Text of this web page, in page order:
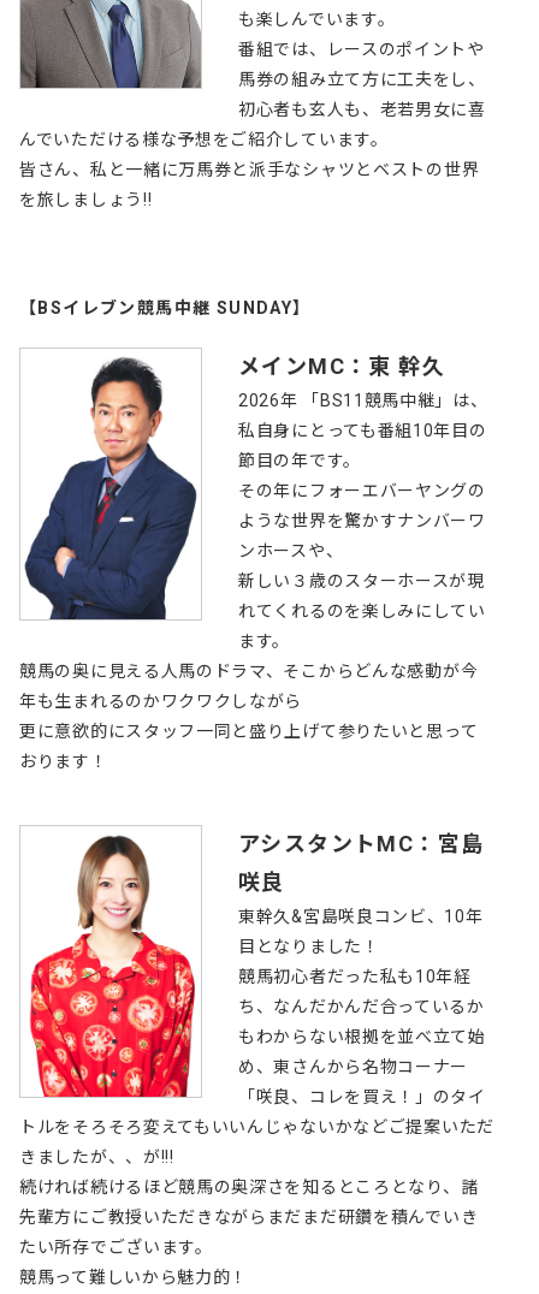
も楽しんでいます。
番組では、レースのポイントや
馬券の組み立て方に工夫をし、
初心者も玄人も、老若男女に喜
んでいただける様な予想をご紹介しています。
皆さん、私と一緒に万馬券と派手なシャツとベストの世界
を旅しましょう!!
【BSイレブン競馬中継 SUNDAY】
メインMC：東 幹久
2026年 「BS11競馬中継」は、
私自身にとっても番組10年目の
節目の年です。
その年にフォーエバーヤングの
ような世界を驚かすナンバーワ
ンホースや、
新しい３歳のスターホースが現
れてくれるのを楽しみにしてい
ます。
競馬の奥に見える人馬のドラマ、そこからどんな感動が今
年も生まれるのかワクワクしながら
更に意欲的にスタッフ一同と盛り上げて参りたいと思って
おります！
アシスタントMC：宮島
咲良
東幹久&宮島咲良コンビ、10年
目となりました！
競馬初心者だった私も10年経
ち、なんだかんだ合っているか
もわからない根拠を並べ立て始
め、東さんから名物コーナー
「咲良、コレを買え！」のタイ
トルをそろそろ変えてもいいんじゃないかなどご提案いただ
きましたが、、が!!!
続ければ続けるほど競馬の奥深さを知るところとなり、諸
先輩方にご教授いただきながらまだまだ研鑽を積んでいき
たい所存でございます。
競馬って難しいから魅力的！